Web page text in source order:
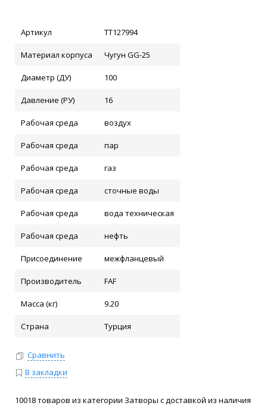
Артикул ТТ127994
Материал корпуса Чугун GG-25
Диаметр (ДУ) 100
Давление (РУ) 16
Рабочая среда воздух
Рабочая среда пар
Рабочая среда газ
Рабочая среда сточные воды
Рабочая среда вода техническая
Рабочая среда нефть
Присоединение межфланцевый
Производитель FAF
Масса (кг) 9.20
Страна Турция
Сравнить
В закладки
10018 товаров из категории Затворы с доставкой из наличия